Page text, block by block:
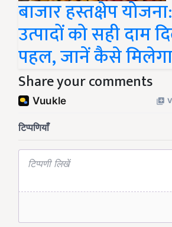
बाजार हस्तक्षेप
उत्पादों को सही दाम
पहल, जानें कैसे
Share your comments